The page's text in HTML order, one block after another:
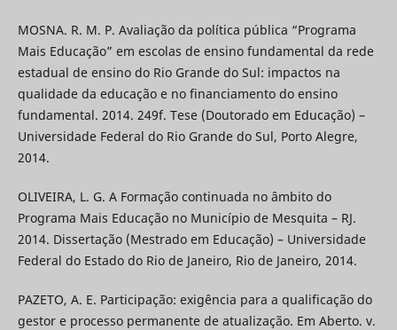
MOSNA. R. M. P. Avaliação da política pública “Programa
Mais Educação” em escolas de ensino fundamental da rede
estadual de ensino do Rio Grande do Sul: impactos na
qualidade da educação e no financiamento do ensino
fundamental. 2014. 249f. Tese (Doutorado em Educação) –
Universidade Federal do Rio Grande do Sul, Porto Alegre,
2014.
OLIVEIRA, L. G. A Formação continuada no âmbito do
Programa Mais Educação no Município de Mesquita – RJ.
2014. Dissertação (Mestrado em Educação) – Universidade
Federal do Estado do Rio de Janeiro, Rio de Janeiro, 2014.
PAZETO, A. E. Participação: exigência para a qualificação do
gestor e processo permanente de atualização. Em Aberto. v.